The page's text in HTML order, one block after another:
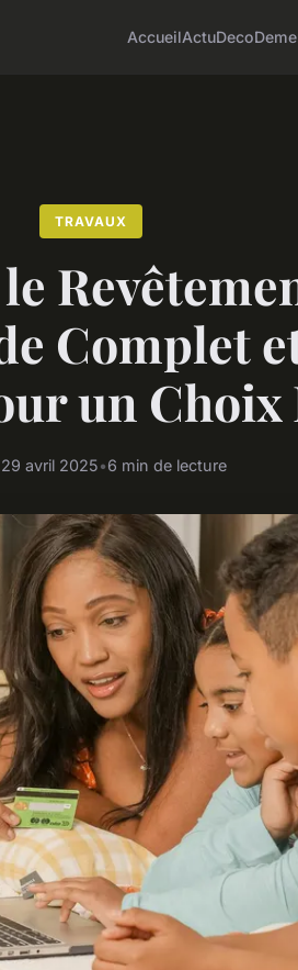
AccueilActuDeco
TRAVAUX
Complet
un Choix
29 avril 2025•6 min de lecture